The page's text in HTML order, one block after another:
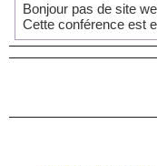
Bonjour pas de site
Cette conférence est